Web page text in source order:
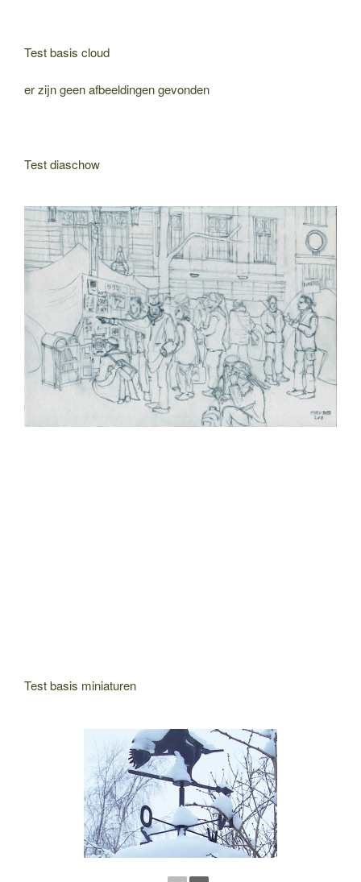
Test basis cloud
er zijn geen afbeeldingen gevonden
Test diaschow
Test basis miniaturen